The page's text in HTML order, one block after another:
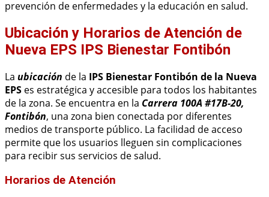
prevención de enfermedades y la educación en salud.
Ubicación y Horarios de Atención de
Nueva EPS IPS Bienestar Fontibón
La ubicación de la IPS Bienestar Fontibón de la Nueva
EPS es estratégica y accesible para todos los habitantes
de la zona. Se encuentra en la Carrera 100A #17B-20,
Fontibón, una zona bien conectada por diferentes
medios de transporte público. La facilidad de acceso
permite que los usuarios lleguen sin complicaciones
para recibir sus servicios de salud.
Horarios de Atención